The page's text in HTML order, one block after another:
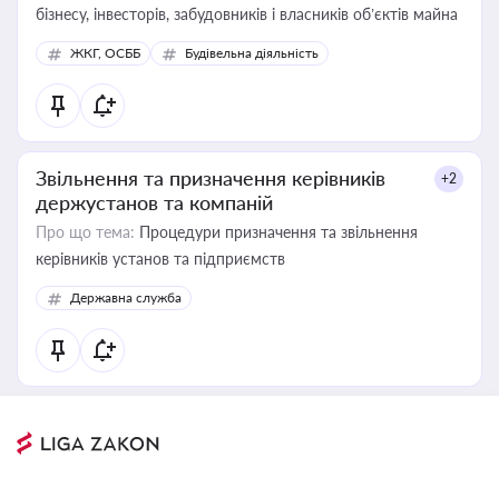
бізнесу, інвесторів, забудовників і власників об’єктів майна
ЖКГ, ОСББ Будівельна діяльність
Звільнення та призначення керівників
держустанов та компаній
+2
Про що тема: Процедури призначення та звільнення
керівників установ та підприємств
Державна служба